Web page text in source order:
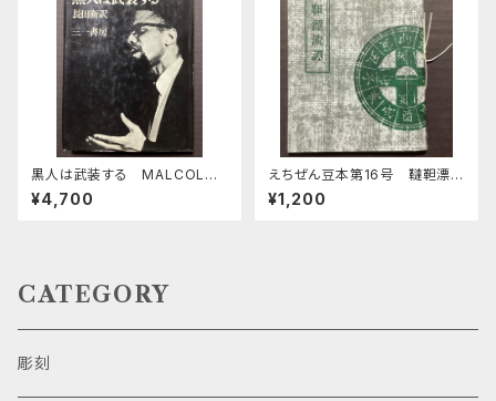
黒人は武装する MALCOLM
X SPEAKS
¥4,700
えちぜん豆本第16号 韃靼漂流
譚
¥1,200
CATEGORY
彫刻